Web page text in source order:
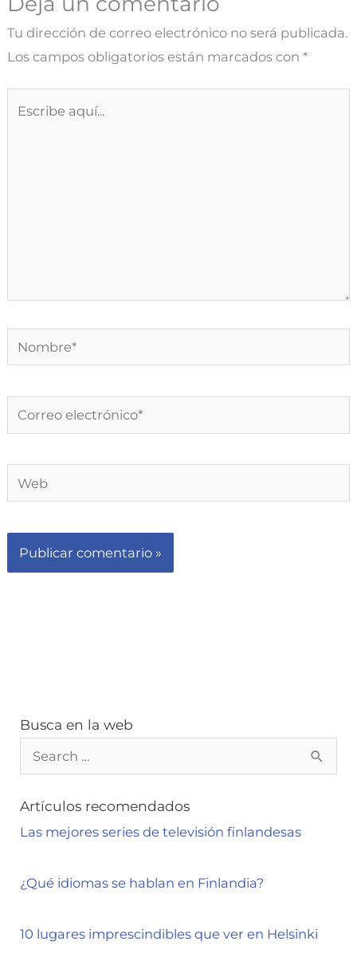
Tu dirección de correo electrónico no será publicada.
Los campos obligatorios están marcados con *
Nombre*
Correo
electrónico*
Web
Busca en la web
u
s
c
r
o
Artículos recomendados
Las mejores series de televisión finlandesas
¿Qué idiomas se hablan en Finlandia?
10 lugares imprescindibles que ver en Helsinki